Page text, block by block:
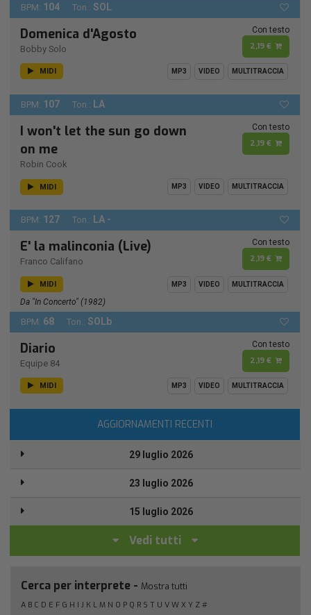
BPM: 104 Ton.: SOL
Domenica d'Agosto
Bobby Solo
Con testo
2,19 €
MIDI MP3 VIDEO MULTITRACCIA
BPM: 107 Ton.: LA
I won't let the sun go down
on me
Robin Cook
Con testo
2,19 €
MIDI MP3 VIDEO MULTITRACCIA
BPM: 127 Ton.: LA -
E' la malinconia (Live)
Franco Califano
Con testo
2,19 €
MIDI MP3 VIDEO MULTITRACCIA
Da "In Concerto" (1982)
BPM: 68 Ton.: SOLb
Diario
Equipe 84
Con testo
2,19 €
MIDI MP3 VIDEO MULTITRACCIA
AGGIORNAMENTI RECENTI
29 luglio 2026
23 luglio 2026
15 luglio 2026
Vedi tutti
Cerca per interprete - Mostra tutti
A B C D E F G H I J K L M N O P Q R S T U V W X Y Z #